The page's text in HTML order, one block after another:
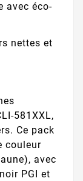
avec éco-
nettes et
581XXL,
Ce pack
couleur
avec
PGI et